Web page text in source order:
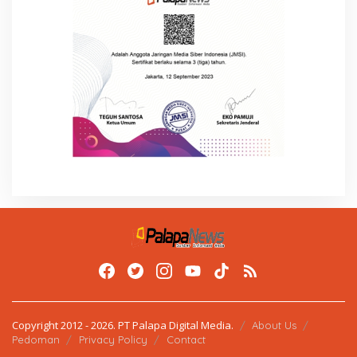
Copyright 2012 - 2026. PT Palapa Digital Media.
About Us
Pedoman
Privacy Policy Contact